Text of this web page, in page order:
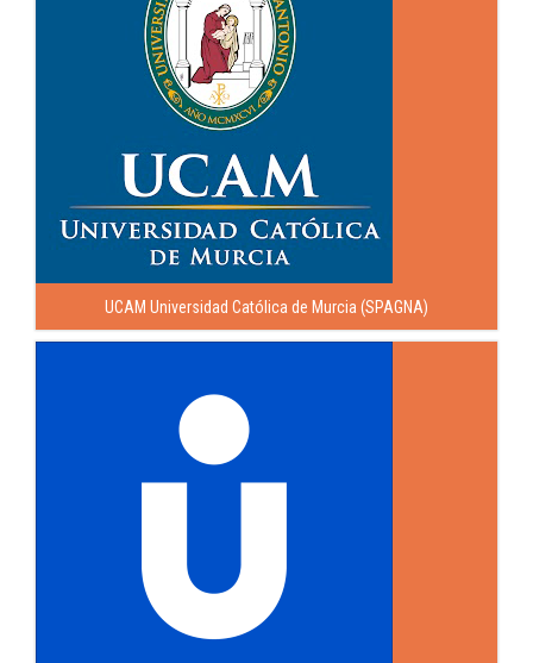
UCAM Universidad Católica de Murcia (SPAGNA)